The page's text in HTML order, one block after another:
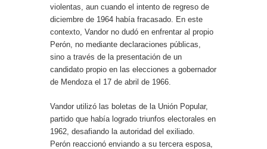
violentas, aun cuando el intento de regreso de
diciembre de 1964 había fracasado. En este
contexto, Vandor no dudó en enfrentar al propio
Perón, no mediante declaraciones públicas,
sino a través de la presentación de un
candidato propio en las elecciones a gobernador
de Mendoza el 17 de abril de 1966.
Vandor utilizó las boletas de la Unión Popular,
partido que había logrado triunfos electorales en
1962, desafiando la autoridad del exiliado.
Perón reaccionó enviando a su tercera esposa,